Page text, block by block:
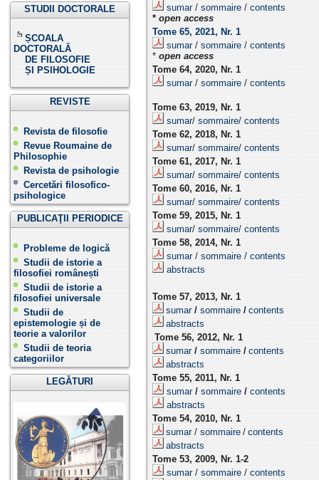
STUDII DOCTORALE
ȘCOALA
DOCTORALĂ
DE FILOSOFIE
ȘI PSIHOLOGIE
REVISTE
Revista de filosofie
Revue Roumaine de
Philosophie
Revista de psihologie
Cercetări filosofico-
psihologice
PUBLICAŢII PERIODICE
Probleme de logică
Studii de istorie a
filosofiei românești
Studii de istorie a
filosofiei universale
Studii de
epistemologie și de
teorie a valorilor
Studii de teoria
categoriilor
LEGĂTURI
sumar/ sommaire / contents
* open access
Tome 65, 2021, Nr. 1
sumar / sommaire / contents
* open access
Tome 64, 2020, Nr. 1
sumar/ sommaire / contents
Tome 63, 2019, Nr. 1
sumar/ sommaire/ contents
Tome 62, 2018, Nr. 1
sumar/ sommaire/ contents
Tome 61, 2017, Nr. 1
sumar/ sommaire/ contents
Tome 60, 2016, Nr. 1
sumar/ sommaire/ contents
Tome 59, 2015, Nr. 1
sumar/ sommaire/ contents
Tome 58, 2014, Nr. 1
sumar/ sommaire / contents
abstracts
Tome 57, 2013, Nr. 1
sumar/ sommaire / contents
abstracts
Tome 56, 2012, Nr. 1
sumar/ sommaire / contents
abstracts
Tome 55, 2011, Nr. 1
sumar/ sommaire / contents
abstracts
Tome 54, 2010, Nr. 1
sumar/ sommaire / contents
abstracts
Tome 53, 2009, Nr. 1-2
sumar/ sommaire / contents